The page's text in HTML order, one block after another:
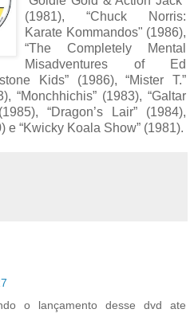
(1981), “Chuck Norris:
Karate Kommandos" (1986),
“The Completely Mental
Misadventures of Ed
Kids” (1986), “Mister T.”
“Monchhichis” (1983), “Galtar
“Dragon’s Lair” (1984),
e “Kwicky Koala Show” (1981).
o lançamento desse dvd ate